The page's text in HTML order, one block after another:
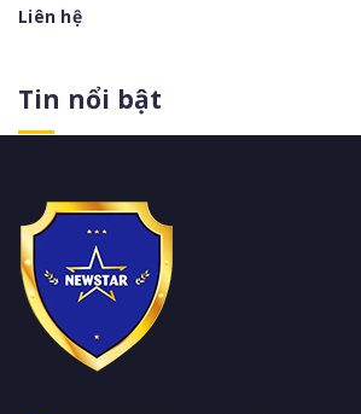
Liên hệ
Tin nổi bật